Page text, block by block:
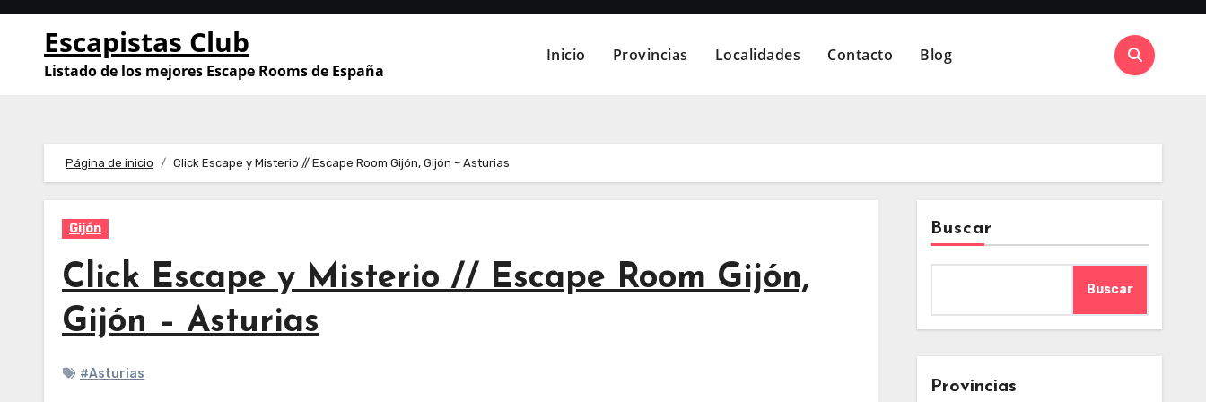
Saltar
contenido
Escapistas Club
Listado de los mejores Escape Rooms de España
Inicio Provincias Localidades Contacto Blog
Página de inicio Click Escape y Misterio // Escape Room Gijón, Gijón – Asturias
Gijón
Click Escape y Misterio // Escape Room Gijón,
Gijón – Asturias
#Asturias
Buscar
Buscar
Provincias